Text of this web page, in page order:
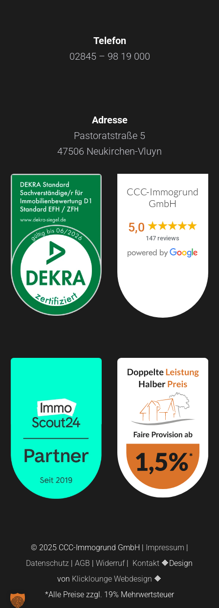
Telefon
02845 – 98 19 000
Adresse
Pastoratstraße 5
47506 Neukirchen-Vluyn
CCC-Immogrund
GmbH
5,0
147 reviews
© 2025 CCC-Immogrund GmbH | Impressum |
Datenschutz |AGB |Widerruf| Kontakt 🔶Design
von Klicklounge Webdesign 🔶
*Alle Preise zzgl. 19% Mehrwertsteuer